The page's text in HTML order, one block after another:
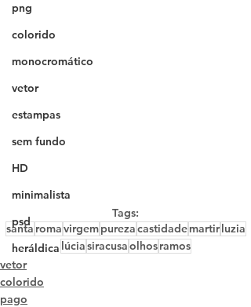
png
colorido
monocromático
vetor
estampas
sem fundo
HD
minimalista
psd
heráldica
Tags:
santa romavirgempurezacastidademartirluzia
lúciasiracusaolhosramos
vetor
colorido
pago